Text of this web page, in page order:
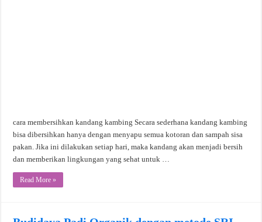
cara membersihkan kandang kambing Secara sederhana kandang kambing
bisa dibersihkan hanya dengan menyapu semua kotoran dan sampah sisa
pakan. Jika ini dilakukan setiap hari, maka kandang akan menjadi bersih
dan memberikan lingkungan yang sehat untuk …
Read More »